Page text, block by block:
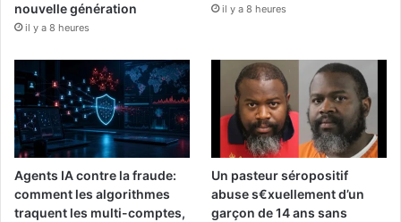
nouvelle génération
il y a 8 heures
il y a 8 heures
Agents IA contre la fraude:
comment les algorithmes
traquent les multi-comptes,
Un pasteur séropositif
abuse s€xuellement d’un
garçon de 14 ans sans